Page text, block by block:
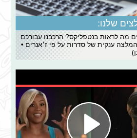
שלנו:
מה לראות בנטפליקס? הרכבנו עבורכם
ענקית של סדרות על פי ז׳אנרים •